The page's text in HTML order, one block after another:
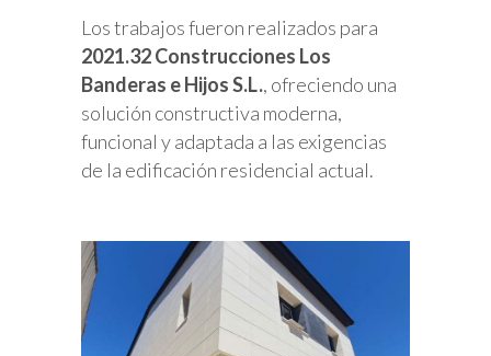
Los trabajos fueron realizados para
2021.32 Construcciones Los
Banderas e Hijos S.L., ofreciendo una
solución constructiva moderna,
funcional y adaptada a las exigencias
de la edificación residencial actual.